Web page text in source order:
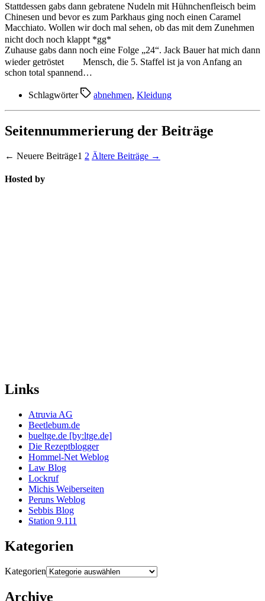
Stattdessen gabs dann gebratene Nudeln mit Hühnchenfleisch beim
Chinesen und bevor es zum Parkhaus ging noch einen Caramel
Macchiato. Wollen wir doch mal sehen, ob das mit dem Zunehmen
nicht doch noch klappt *gg*
Zuhause gabs dann noch eine Folge „24“. Jack Bauer hat mich dann
wieder getröstet
Mensch, die 5. Staffel ist ja von Anfang an
schon total spannend…
Schlagwörter abnehmen, Kleidung
Seitennummerierung der Beiträge
← Neuere Beiträge1 2 Ältere Beiträge →
Hosted by
Links
Atruvia AG
Beetlebum.de
bueltge.de [by:ltge.de]
Die Rezeptblogger
Hommel-Net Weblog
Law Blog
Lockruf
Michis Weiberseiten
Peruns Weblog
Sebbis Blog
Station 9.111
Kategorien
Kategorien
Archive